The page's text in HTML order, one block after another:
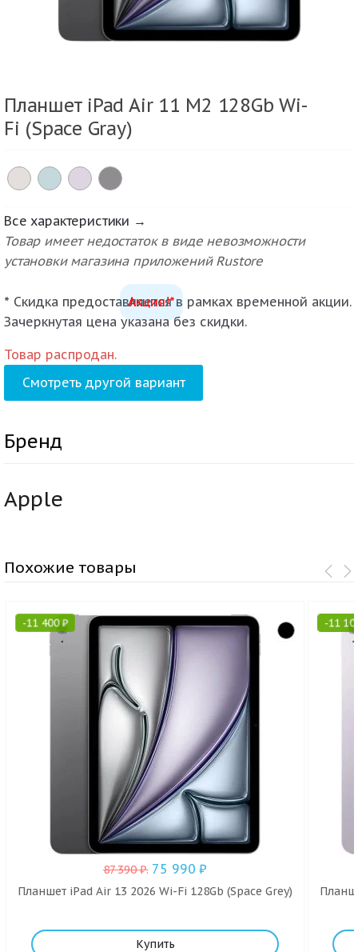
Планшет iPad Air 11 M2 128Gb Wi-
Fi (Space Gray)
Все характеристики →
Товар имеет недостаток в виде невозможности
установки магазина приложений Rustore
Акция!*
* Скидка предоставляется в рамках временной акции.
Зачеркнутая цена указана без скидки.
Товар распродан.
Смотреть другой вариант
Бренд
Apple
Похожие товары
-11 400₽
87 390₽. 75 990₽
Планшет iPad Air 13 2026 Wi-Fi 128Gb (Space Grey)
Купить
-11